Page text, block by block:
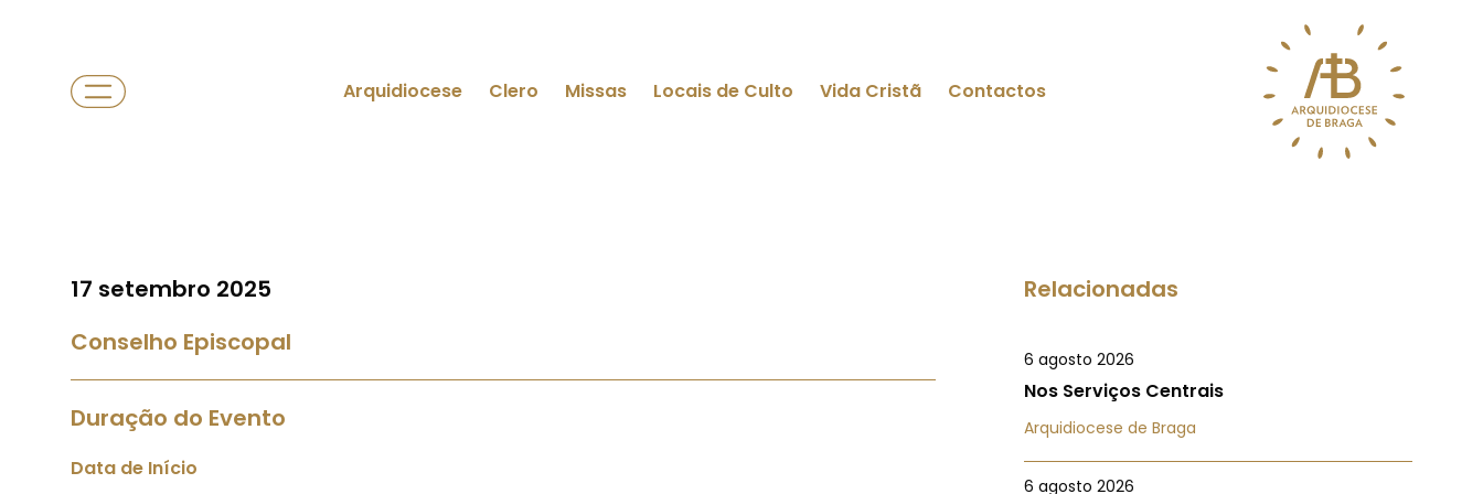
Arquidiocese Clero Missas Locais de Culto Vida Cristã Contactos
17 setembro 2025
Conselho Episcopal
Duração do Evento
Data de Início
Relacionadas
6 agosto 2026
Nos Serviços Centrais
Arquidiocese de Braga
6 agosto 2026